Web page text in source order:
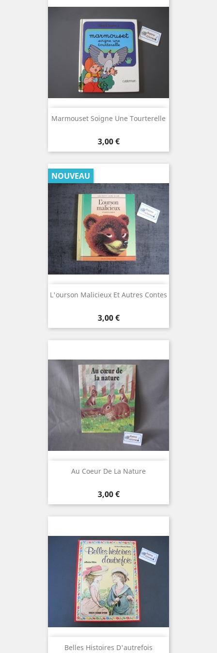
Marmouset Soigne Une Tourterelle
Prix
3,00 €
L'ourson Malicieux Et Autres Contes
Prix
3,00 €
NOUVEAU
Au Coeur De La Nature
Prix
3,00 €
Belles Histoires D'autrefois